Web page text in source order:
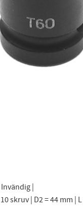
|
skruv | D2 = 44 mm |